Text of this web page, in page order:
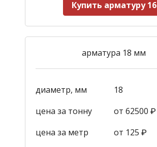
Купить арматуру 16
арматура 18 мм
диаметр, мм
18
цена за тонну
от 62500 ₽
цена за метр
от 125 ₽